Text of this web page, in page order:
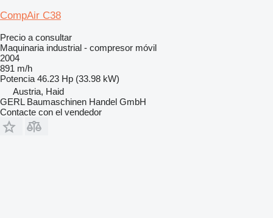
CompAir C38
Precio a consultar
Maquinaria industrial - compresor móvil
2004
891 m/h
Potencia 46.23 Hp (33.98 kW)
Austria, Haid
GERL Baumaschinen Handel GmbH
Contacte con el vendedor